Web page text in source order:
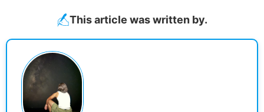
This article was written by.